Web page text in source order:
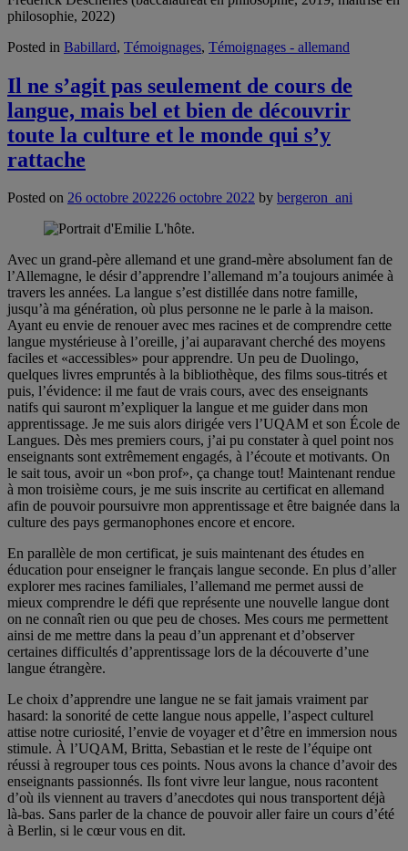
philosophie, 2022)
Posted in Babillard, Témoignages, Témoignages - allemand
Il ne s’agit pas seulement de cours de
langue, mais bel et bien de découvrir
toute la culture et le monde qui s’y
rattache
Posted on 26 octobre 202226 octobre 2022 by bergeron_ani
Avec un grand-père allemand et une grand-mère absolument fan de
l’Allemagne, le désir d’apprendre l’allemand m’a toujours animée à
travers les années. La langue s’est distillée dans notre famille,
jusqu’à ma génération, où plus personne ne le parle à la maison.
Ayant eu envie de renouer avec mes racines et de comprendre cette
langue mystérieuse à l’oreille, j’ai auparavant cherché des moyens
faciles et «accessibles» pour apprendre. Un peu de Duolingo,
quelques livres empruntés à la bibliothèque, des films sous-titrés et
puis, l’évidence: il me faut de vrais cours, avec des enseignants
natifs qui sauront m’expliquer la langue et me guider dans mon
apprentissage. Je me suis alors dirigée vers l’UQAM et son École de
Langues. Dès mes premiers cours, j’ai pu constater à quel point nos
enseignants sont extrêmement engagés, à l’écoute et motivants. On
le sait tous, avoir un «bon prof», ça change tout! Maintenant rendue
à mon troisième cours, je me suis inscrite au certificat en allemand
afin de pouvoir poursuivre mon apprentissage et être baignée dans la
culture des pays germanophones encore et encore.
En parallèle de mon certificat, je suis maintenant des études en
éducation pour enseigner le français langue seconde. En plus d’aller
explorer mes racines familiales, l’allemand me permet aussi de
mieux comprendre le défi que représente une nouvelle langue dont
on ne connaît rien ou que peu de choses. Mes cours me permettent
ainsi de me mettre dans la peau d’un apprenant et d’observer
certaines difficultés d’apprentissage lors de la découverte d’une
langue étrangère.
Le choix d’apprendre une langue ne se fait jamais vraiment par
hasard: la sonorité de cette langue nous appelle, l’aspect culturel
attise notre curiosité, l’envie de voyager et d’être en immersion nous
stimule. À l’UQAM, Britta, Sebastian et le reste de l’équipe ont
réussi à regrouper tous ces points. Nous avons la chance d’avoir des
enseignants passionnés. Ils font vivre leur langue, nous racontent
d’où ils viennent au travers d’anecdotes qui nous transportent déjà
là-bas. Sans parler de la chance de pouvoir aller faire un cours d’été
à Berlin, si le cœur vous en dit.